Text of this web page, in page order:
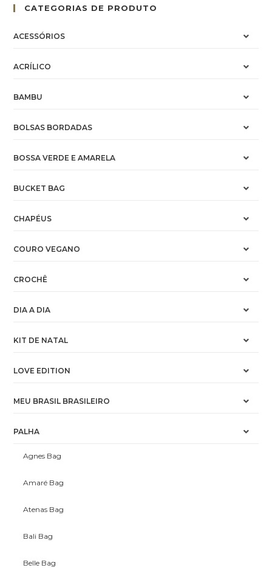
CATEGORIAS DE PRODUTO
ACESSÓRIOS
ACRÍLICO
BAMBU
BOLSAS BORDADAS
BOSSA VERDE E AMARELA
BUCKET BAG
CHAPÉUS
COURO VEGANO
CROCHÊ
DIA A DIA
KIT DE NATAL
LOVE EDITION
MEU BRASIL BRASILEIRO
PALHA
Agnes Bag
Amaré Bag
Atenas Bag
Bali Bag
Belle Bag